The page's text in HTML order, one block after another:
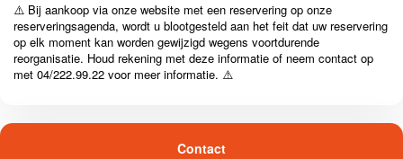
⚠️ Bij aankoop via onze website met een reservering op onze
reserveringsagenda, wordt u blootgesteld aan het feit dat uw reservering
op elk moment kan worden gewijzigd wegens voortdurende
reorganisatie. Houd rekening met deze informatie of neem contact op
met 04/222.99.22 voor meer informatie. ⚠️
Contact